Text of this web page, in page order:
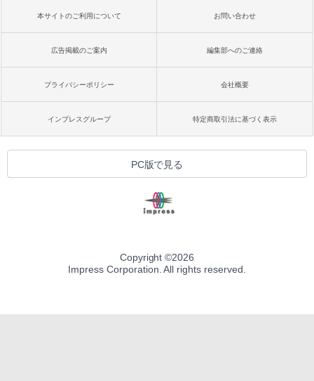
本サイトのご利用について お問い合わせ
広告掲載のご案内 編集部へのご連絡
プライバシーポリシー 会社概要
インプレスグループ 特定商取引法に基づく表示
PC版で見る
Copyright ©2026
Impress Corporation. All rights reserved.